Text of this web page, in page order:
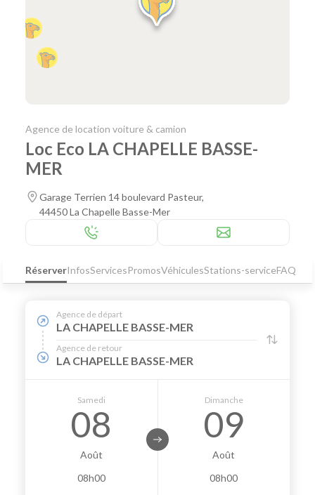
Agence de location voiture & camion
Loc Eco LA CHAPELLE BASSE-
MER
Garage Terrien 14 boulevard Pasteur,
44450 La Chapelle Basse-Mer
RéserverInfosServicesPromosVéhiculesStations-serviceFAQ
Agence de départ
LA CHAPELLE BASSE-MER
Agence de retour
LA CHAPELLE BASSE-MER
Samedi
08
Août
08h00
Dimanche
09
Août
08h00